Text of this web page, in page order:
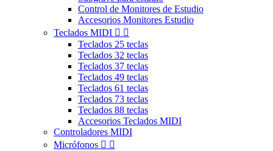
Control de Monitores de Estudio
Accesorios Monitores Estudio
Teclados MIDI  
Teclados 25 teclas
Teclados 32 teclas
Teclados 37 teclas
Teclados 49 teclas
Teclados 61 teclas
Teclados 73 teclas
Teclados 88 teclas
Accesorios Teclados MIDI
Controladores MIDI
Micrófonos  